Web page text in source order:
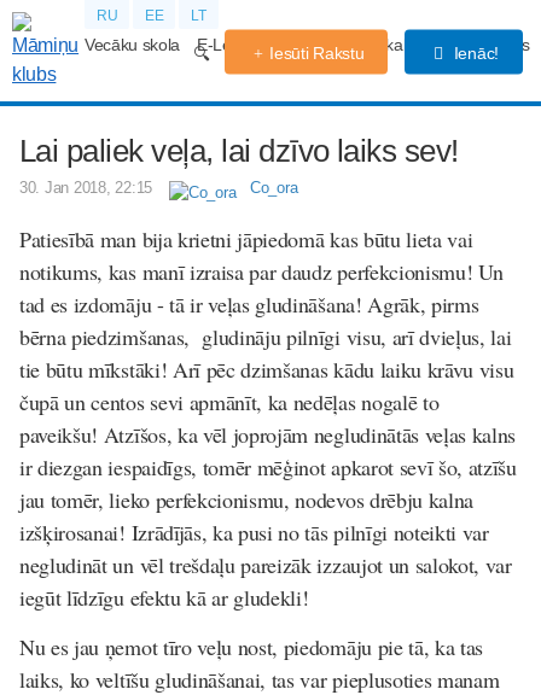
RU EE LT
Vecāku skola E-Lekcijas Grūtniecības kalendārs Forums
Iesūti Rakstu Ienāc!
Lai paliek veļa, lai dzīvo laiks sev!
30. Jan 2018, 22:15 Co_ora
Patiesībā man bija krietni jāpiedomā kas būtu lieta vai
notikums, kas manī izraisa par daudz perfekcionismu! Un
tad es izdomāju - tā ir veļas gludināšana! Agrāk, pirms
bērna piedzimšanas, gludināju pilnīgi visu, arī dvieļus, lai
tie būtu mīkstāki! Arī pēc dzimšanas kādu laiku krāvu visu
čupā un centos sevi apmānīt, ka nedēļas nogalē to
paveikšu! Atzīšos, ka vēl joprojām negludinātās veļas kalns
ir diezgan iespaidīgs, tomēr mēģinot apkarot sevī šo, atzīšu
jau tomēr, lieko perfekcionismu, nodevos drēbju kalna
izšķirosanai! Izrādījās, ka pusi no tās pilnīgi noteikti var
negludināt un vēl trešdaļu pareizāk izzaujot un salokot, var
iegūt līdzīgu efektu kā ar gludekli!
Nu es jau ņemot tīro veļu nost, piedomāju pie tā, ka tas
laiks, ko veltīšu gludināšanai, tas var pieplusoties manam